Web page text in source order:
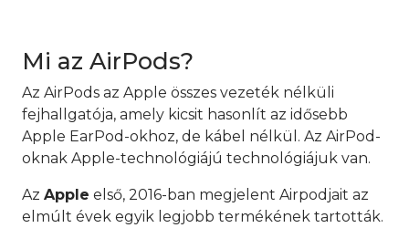
Mi az AirPods?
Az AirPods az Apple összes vezeték nélküli
fejhallgatója, amely kicsit hasonlít az idősebb
Apple EarPod-okhoz, de kábel nélkül. Az AirPod-
oknak Apple-technológiájú technológiájuk van.
Az Apple első, 2016-ban megjelent Airpodjait az
elmúlt évek egyik legjobb termékének tartották.